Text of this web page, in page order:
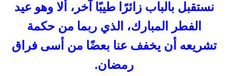
نستقبل بالباب زائرًا طيبًا آخر، ألا وهو عيد
الفطر المبارك، الذي ربما من حكمة
تشريعه أن يخفف عنا بعضًا من أسى فراق
رمضان.